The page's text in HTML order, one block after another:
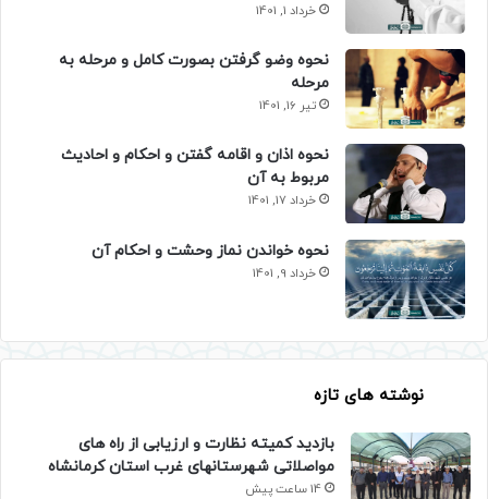
خرداد 1, 1401
نحوه وضو گرفتن بصورت کامل و مرحله به
مرحله
تیر 16, 1401
نحوه اذان و اقامه گفتن و احکام و احادیث
مربوط به آن
خرداد 17, 1401
نحوه خواندن نماز وحشت و احکام آن
خرداد 9, 1401
نوشته های تازه
بازدید کمیته نظارت و ارزیابی از راه های
مواصلاتی شهرستانهای غرب استان کرمانشاه
14 ساعت پیش